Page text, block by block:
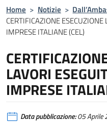
Home > Notizie >
CERTIFICAZIONE ESECUZIONE
IMPRESE ITALIANE (CEL)
LAVORI
IMPRESE
Data pubblicazione:05 Aprile